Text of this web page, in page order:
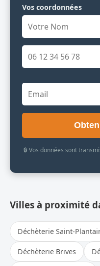
Vos coordonnées
🔒 Vos données sont
Villes à proximité
Déchèterie Saint-
Déchèterie Brives